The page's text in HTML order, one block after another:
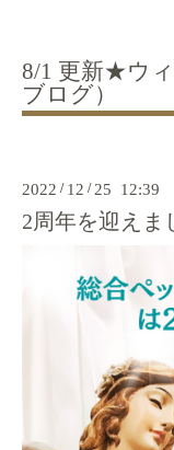
8/1 更新★ウ
ブログ）
2022 / 12 / 25 12:39
2周年を迎えま